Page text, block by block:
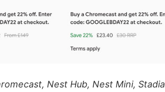
Nest Hub, Nest Mini, Stadia